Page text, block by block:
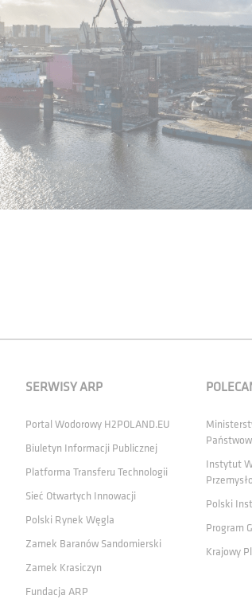
SERWISY ARP
Portal Wodorowy H2POLAND.EU
Biuletyn Informacji Publicznej
Platforma Transferu Technologii
Sieć Otwartych Innowacji
Polski Rynek Węgla
Zamek Baranów Sandomierski
Zamek Krasiczyn
Fundacja ARP
Instytut
Polski
Program
Krajowy